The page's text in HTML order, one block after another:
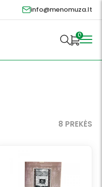
info@menomuza.lt
0
8 PREKĖS